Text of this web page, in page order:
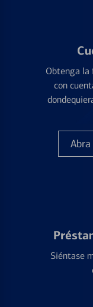
Obtenga la
con
Siéntase